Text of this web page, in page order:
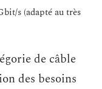
s (adapté au très
de câble
des besoins